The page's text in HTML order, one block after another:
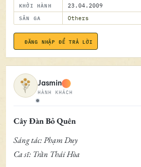
KHỞI HÀNH 23.04.2009
SÂN GA Others
ĐĂNG NHẬP ĐỂ TRẢ LỜI
Ngoại tuyến
Jasmin
HÀNH KHÁCH
Cây Đàn Bỏ Quên
Sáng tác: Phạm Duy
Ca sĩ: Trần Thái Hòa